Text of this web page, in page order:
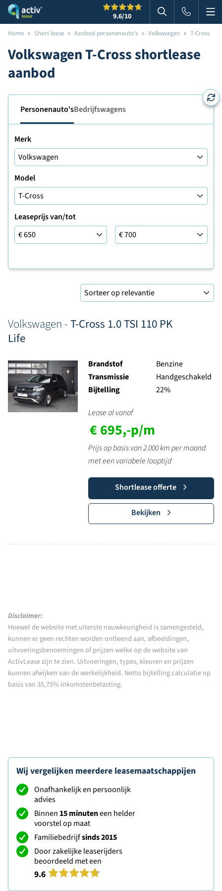
9.6/10 Zoeken in
Home Short lease Aanbod personenauto's Volkswagen T-Cross
Volkswagen T-Cross shortlease
aanbod
Personenauto'sBedrijfswagens
Merk
Model
Leaseprijs van/tot
Leaseprijs van/tot
Volkswagen -T-Cross 1.0 TSI 110 PK
Life
Brandstof
Benzine
Transmissie
Handgeschakeld
Bijtelling
22%
Lease al vanaf
€ 695,-p/m
Prijs op basis van 2.000 km per maand
met een variabele looptijd
Shortlease offerte
Bekijken
Disclaimer:
Hoewel de website met uiterste nauwkeurigheid is samengesteld,
kunnen er geen rechten worden ontleend aan, afbeeldingen,
uitvoeringsbenoemingen of prijzen welke op de website van
ActivLease zijn te zien. Uitvoeringen, types, kleuren en prijzen
kunnen afwijken van de werkelijkheid. Netto bijtelling calculatie op
basis van 35,75% inkomstenbelasting.
Wij vergelijken meerdere leasemaatschappijen
Onafhankelijk en persoonlijk
advies
Binnen 15 minuteneen helder
voorstel op maat
Familiebedrijfsinds 2015
Door zakelijke leaserijders
beoordeeld met een
9.6